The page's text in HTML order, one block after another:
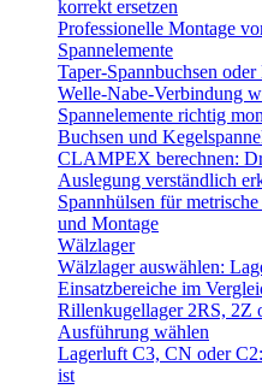
korrekt ersetzen
Professionelle Montage
Spannelemente
Taper-Spannbuchsen
Welle-Nabe-Verbindung
Spannelemente richtig
Buchsen und
CLAMPEX berechnen:
Auslegung verständlich
Spannhülsen für
und Montage
Wälzlager
Wälzlager auswählen:
Einsatzbereiche im
Rillenkugellager 2RS, 2Z
Ausführung wählen
Lagerluft C3, CN oder
ist